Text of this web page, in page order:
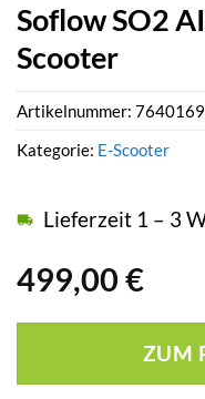
Soflow SO2
Scooter
499,00 €
Lieferzeit 1 – 3
ZUM
Artikelnummer:
Kategorie: E-Scooter